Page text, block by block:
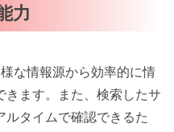
力
な情報源から効率的に情
ます。また、検索したサ
タイムで確認できるた